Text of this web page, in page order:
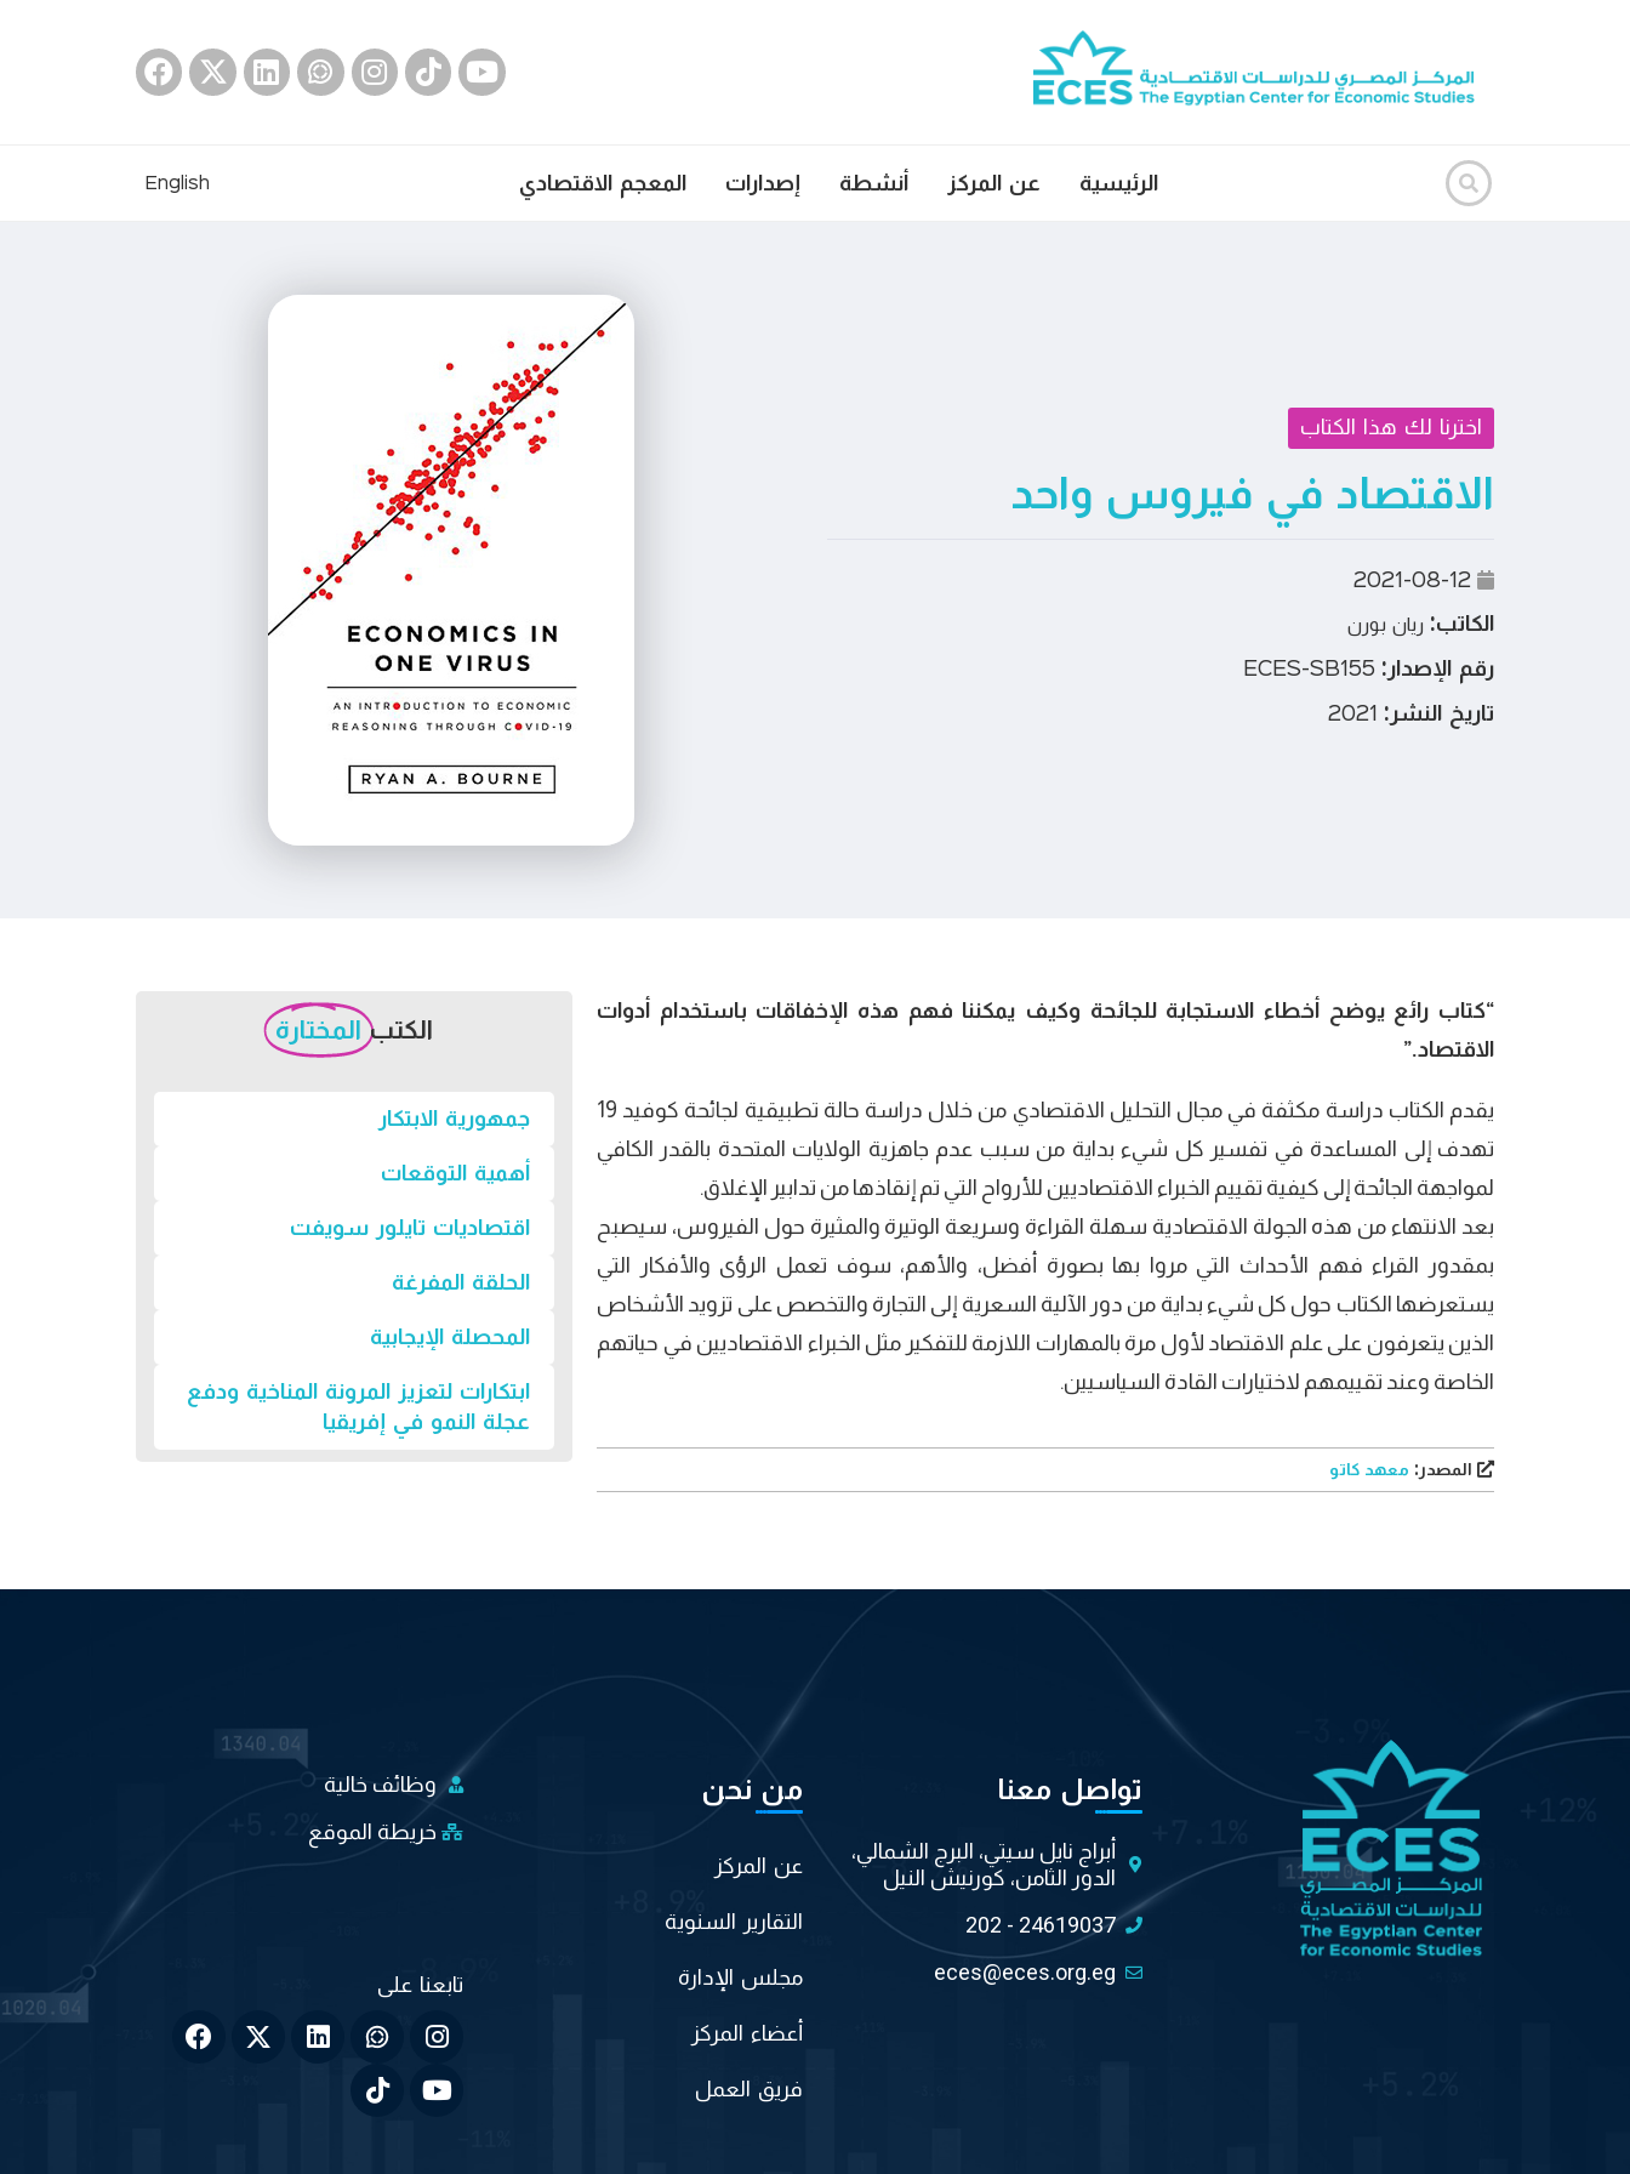
الرئيسية عن المركز أنشطة إصدارات المعجم الاقتصادي English
اخترنا لك هذا الكتاب
الاقتصاد في فيروس واحد
الكاتب: ريان بورن
رقم الإصدار:
تاريخ النشر:
“كتاب رائع يوضح أخطاء الاستجابة للجائحة وكيف يمكننا فهم هذه الإخفاقات باستخدام أدوات
الاقتصاد.”
يقدم الكتاب دراسة مكثفة في مجال التحليل الاقتصادي من خلال دراسة حالة تطبيقية لجائحة كوفيد 19
تهدف إلى المساعدة في تفسير كل شيء بداية من سبب عدم جاهزية الولايات المتحدة بالقدر الكافي
لمواجهة الجائحة إلى كيفية تقييم الخبراء الاقتصاديين للأرواح التي تم إنقاذها من تدابير الإغلاق.
بعد الانتهاء من هذه الجولة الاقتصادية سهلة القراءة وسريعة الوتيرة والمثيرة حول الفيروس، سيصبح
بمقدور القراء فهم الأحداث التي مروا بها بصورة أفضل، والأهم، سوف تعمل الرؤى والأفكار التي
يستعرضها الكتاب حول كل شيء بداية من دور الآلية السعرية إلى التجارة والتخصص على تزويد الأشخاص
الذين يتعرفون على علم الاقتصاد لأول مرة بالمهارات اللازمة للتفكير مثل الخبراء الاقتصاديين في حياتهم
الخاصة وعند تقييمهم لاختيارات القادة السياسيين.
المصدر: معهد كاتو
الكتب المختارة
جمهورية الابتكار
أهمية التوقعات
اقتصاديات تايلور سويفت
الحلقة المفرغة
المحصلة الإيجابية
ابتكارات لتعزيز المرونة المناخية ودفع
عجلة النمو في إفريقيا
تواصل معنا
أبراج نايل سيتي، البرج الشمالي،
الدور الثامن، كورنيش النيل
202 - 24619037
eces@eces.org.eg
من نحن
عن المركز
التقارير السنوية
مجلس الإدارة
أعضاء المركز
فريق العمل
وظائف خالية
خريطة الموقع